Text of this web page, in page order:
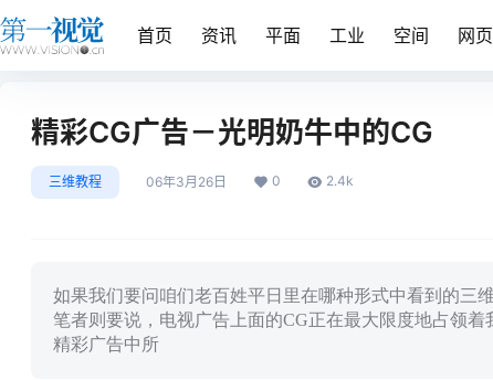
首页 资讯 平面 工业 空间 网页
精彩CG广告－光明奶牛中的CG
三维教程 06年3月26日 0 2.4k
如果我们要问咱们老百姓平日里在哪种形式中看到的三
笔者则要说，电视广告上面的CG正在最大限度地占领
精彩广告中所